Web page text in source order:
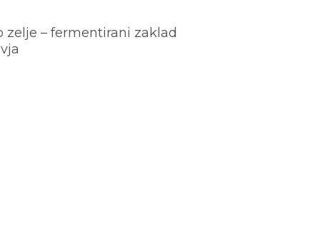
zelje – fermentirani zaklad